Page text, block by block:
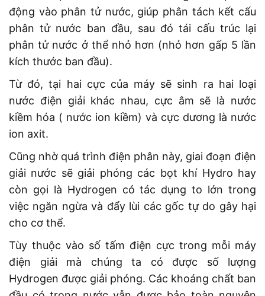
động vào phân tử nước, giúp phân tách kết cấu
phân tử nước ban đầu, sau đó tái cấu trúc lại
phân tử nước ở thể nhỏ hơn (nhỏ hơn gấp 5 lần
kích thước ban đầu).
Từ đó, tại hai cực của máy sẽ sinh ra hai loại
nước điện giải khác nhau, cực âm sẽ là nước
kiềm hóa ( nước ion kiềm) và cực dương là nước
ion axit.
Cũng nhờ quá trình điện phân này, giai đoạn điện
giải nước sẽ giải phóng các bọt khí Hydro hay
còn gọi là Hydrogen có tác dụng to lớn trong
việc ngăn ngừa và đẩy lùi các gốc tự do gây hại
cho cơ thể.
Tùy thuộc vào số tấm điện cực trong mỗi máy
điện giải mà chúng ta có được số lượng
Hydrogen được giải phóng. Các khoáng chất ban